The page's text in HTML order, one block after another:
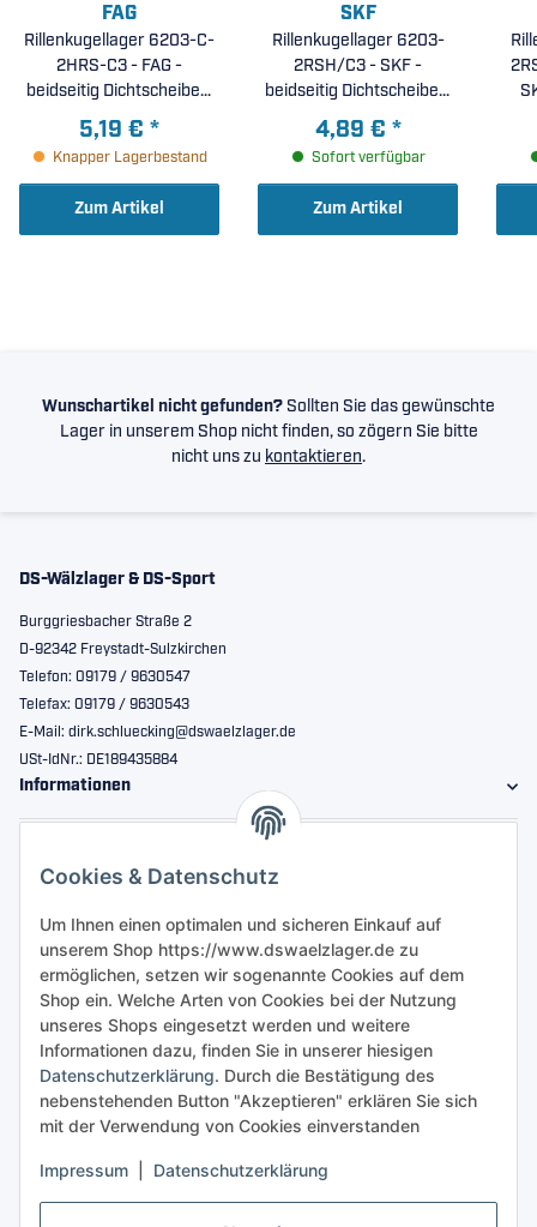
Cookies & Datenschutz
Um Ihnen einen optimalen und sicheren Einkauf auf
unserem Shop https://www.dswaelzlager.de zu
ermöglichen, setzen wir sogenannte Cookies auf dem
Shop ein. Welche Arten von Cookies bei der Nutzung
unseres Shops eingesetzt werden und weitere
Informationen dazu, finden Sie in unserer hiesigen
Datenschutzerklärung. Durch die Bestätigung des
nebenstehenden Button "Akzeptieren" erklären Sie sich
mit der Verwendung von Cookies einverstanden
Impressum Datenschutzerklärung
FAG
Rillenkugellager 6203-C-
2HRS-C3 - FAG -
beidseitig Dichtscheiben,
Lagerluft C3 (
17x40x12mm )
5,19 € *
Knapper Lagerbestand
Zum Artikel
SKF
Rillenkugellager 6203-
2RSH/C3 - SKF -
beidseitig Dichtscheiben,
Lagerluft C3 (
17x40x12mm )
4,89 € *
Sofort verfügbar
Zum Artikel
Wunschartikel nicht gefunden? Sollten Sie das gewünschte
Lager in unserem Shop nicht finden, so zögern Sie bitte
nicht uns zu kontaktieren.
DS-Wälzlager & DS-Sport
Burggriesbacher Straße 2
D-92342 Freystadt-Sulzkirchen
Telefon: 09179 / 9630547
Telefax: 09179 / 9630543
E-Mail: dirk.schluecking@dswaelzlager.de
USt-IdNr.: DE189435884
Informationen
Sicher bestellen